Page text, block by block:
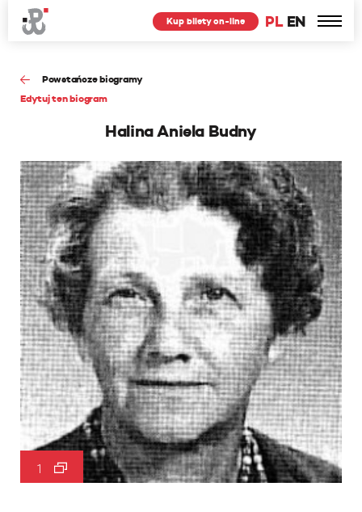
PL EN
Kup bilety on-line
Powstańcze biogramy
Edytuj ten biogram
Halina Aniela Budny
1